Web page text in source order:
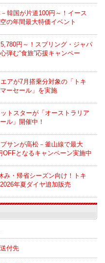
韓国が片道100円～！イース
の年間最大特価イベント
円～！スプリング・ジャパ
弾む“食旅”応援キャンペー
エアが7月搭乗分対象の「トキ
ーセール」を実施
トスターが「オーストラリア
ル」開催中！
サンが高松－釜山線で最大
OFFとなるキャンペーン実施中
み・帰省シーズン向け！トキ
年夏ダイヤ追加販売
付先